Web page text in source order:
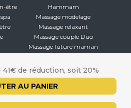
41€ de réduction, soit 20%
AU PANIER
être
Hammam
Massage modelage
Massage relaxant
Massage couple Duo
Massage future maman
À PROPOS